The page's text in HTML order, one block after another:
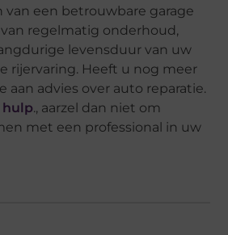
van een betrouwbare garage
regelmatig onderhoud,
levensduur van uw
rijervaring. Heeft u nog meer
aan advies over auto reparatie.
hulp., aarzel dan niet om
met een professional in uw